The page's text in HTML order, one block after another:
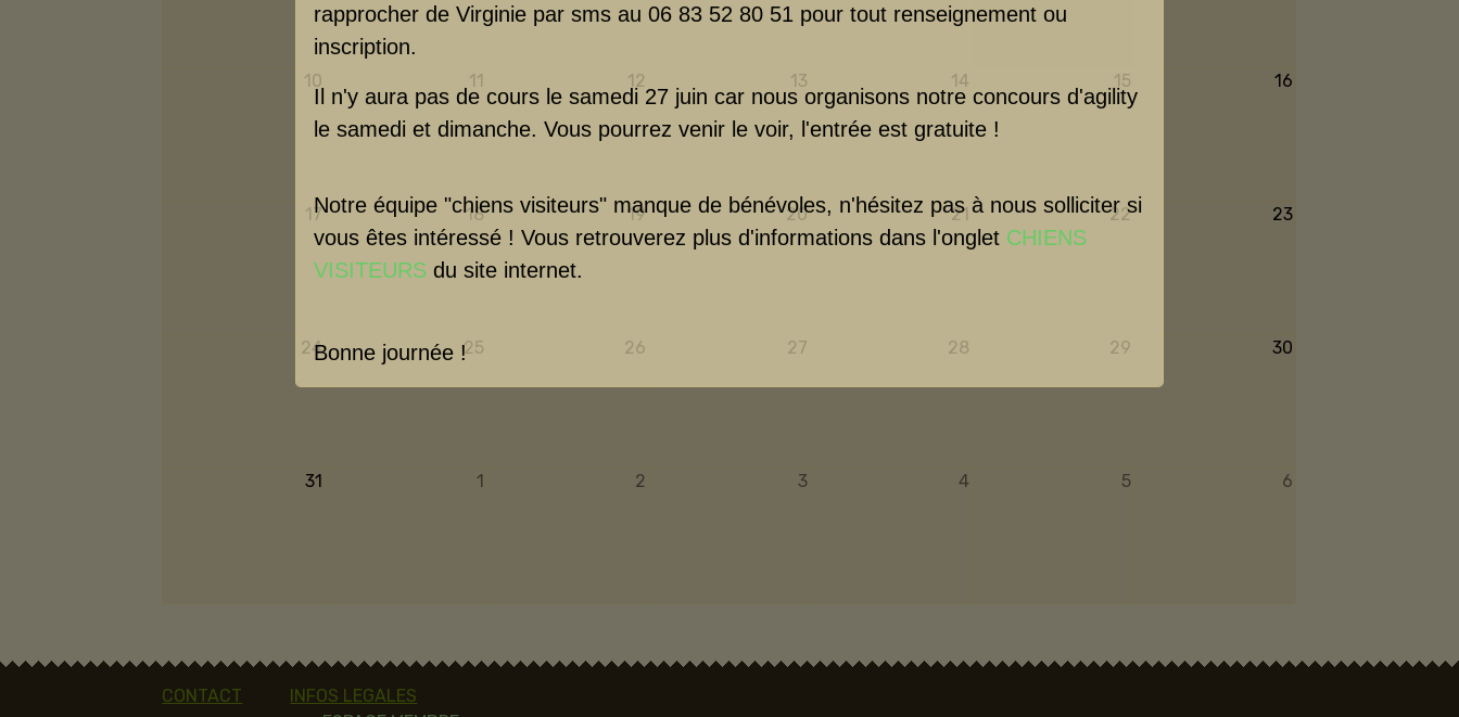
10 11 12 13 14 15 16
17 18 19 20 21 22 23
24 25 26 27 28 29 30
31 1 2 3 4 5 6
CONTACT
INFOS LEGALES
rapprocher de Virginie par sms au 06 83 52 80 51 pour tout renseignement ou
inscription.
Il n'y aura pas de cours le samedi 27 juin car nous organisons notre concours d'agility
le samedi et dimanche. Vous pourrez venir le voir, l'entrée est gratuite !
Notre équipe "chiens visiteurs" manque de bénévoles, n'hésitez pas à nous solliciter si
vous êtes intéressé ! Vous retrouverez plus d'informations dans l'onglet CHIENS
VISITEURS du site internet.
Bonne journée !